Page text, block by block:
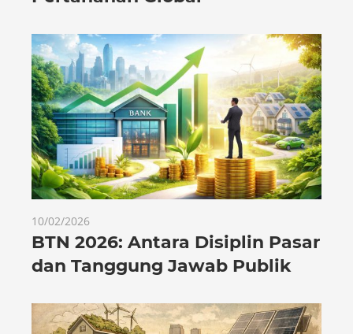
10/02/2026
BTN 2026: Antara Disiplin Pasar
dan Tanggung Jawab Publik